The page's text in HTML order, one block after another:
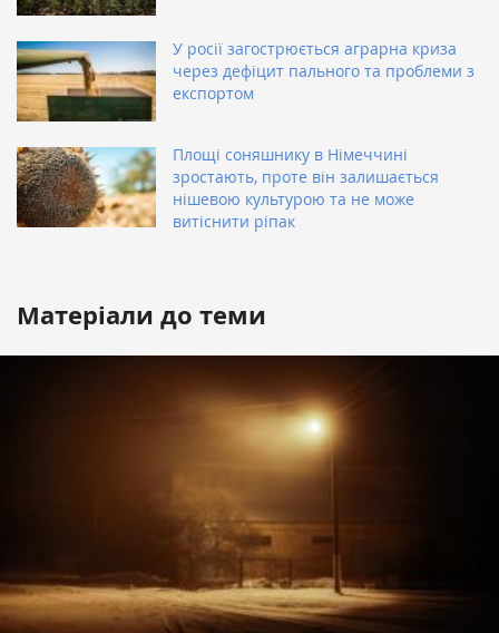
У росії загострюється аграрна криза
через дефіцит пального та проблеми з
експортом
Площі соняшнику в Німеччині
зростають, проте він залишається
нішевою культурою та не може
витіснити ріпак
Матеріали до теми